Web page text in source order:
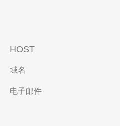
HOST
域名
电子邮件